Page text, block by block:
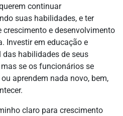
continuar
suas habilidades, e ter
e desenvolvimento
Investir em educação e
habilidades de seus
se os funcionários se
aprendem nada novo, bem,
claro para crescimento